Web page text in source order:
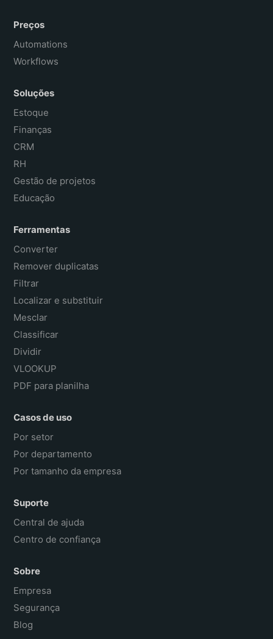
Preços
Automations
Workflows
Soluções
Estoque
Finanças
CRM
RH
Gestão de projetos
Educação
Ferramentas
Converter
Remover duplicatas
Filtrar
Localizar e substituir
Mesclar
Classificar
Dividir
VLOOKUP
PDF para planilha
Casos de uso
Por setor
Por departamento
Por tamanho da empresa
Suporte
Central de ajuda
Centro de confiança
Sobre
Empresa
Segurança
Blog